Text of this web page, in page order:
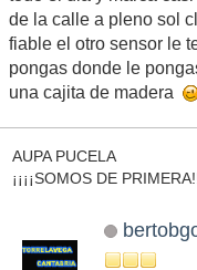
de la calle a pleno sol
fiable el otro sensor le
pongas donde le
una cajita de madera
AUPA PUCELA
¡¡¡¡SOMOS DE